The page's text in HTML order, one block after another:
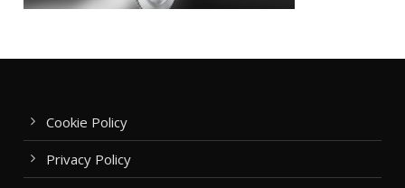
Cookie Policy
Privacy Policy